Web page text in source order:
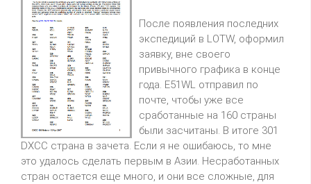
После появления последних
экспедиций в LOTW, оформил
заявку, вне своего
привычного графика в конце
года. E51WL отправил по
почте, чтобы уже все
сработанные на 160 страны
были засчитаны. В итоге 301
DXCC страна в зачета. Если я не ошибаюсь, то мне
это удалось сделать первым в Азии. Несработанных
стран остается еще много, и они все сложные, для